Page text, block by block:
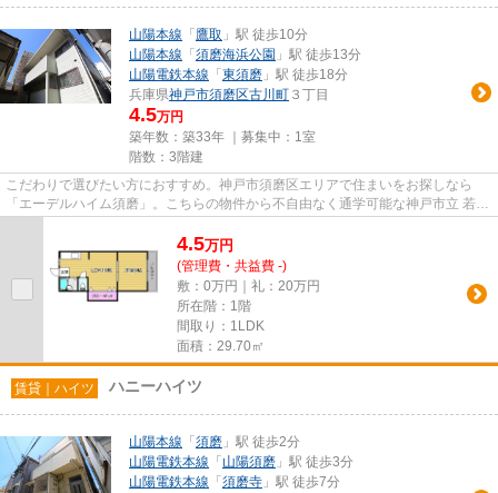
山陽本線 「 鷹取 」駅 徒歩10分
山陽本線 「 須磨海浜公園 」駅 徒歩13分
山陽電鉄本線 「 東須磨 」駅 徒歩18分
兵庫県神戸市須磨区古川町 ３丁目
4.5万円
築年数：築33年 ｜募集中： 1室
階数：3階建
こだわりで選びたい方におすすめ。神戸市須磨区エリアで住まいをお探しなら
「エーデルハイム須磨」。こちらの物件から不自由なく通学可能な神戸市立 若宮
4.5万円
(管理費・共益費 -)
敷：0万円｜礼：20万円
所在階：1階
間取り：1LDK
面積：29.70㎡
賃貸｜ハイツ ハニーハイツ
山陽本線 「 須磨 」駅 徒歩2分
山陽電鉄本線 「 山陽須磨 」駅 徒歩3分
山陽電鉄本線 「 須磨寺 」駅 徒歩7分